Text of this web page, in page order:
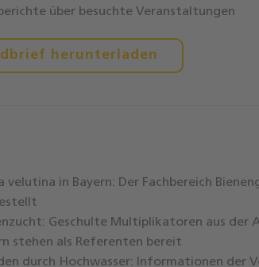
über besuchte Veranstaltungen
herunterladen
velutina in Bayern: Der Fachbereich
Geschulte Multiplikatoren aus der
stehen als Referenten bereit
durch Hochwasser: Informationen der